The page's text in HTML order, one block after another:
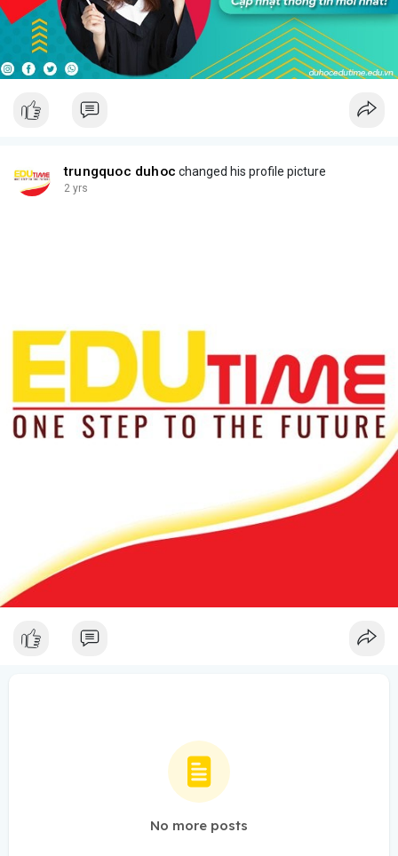
trungquoc duhoc changed his profile picture
2 yrs
No more posts